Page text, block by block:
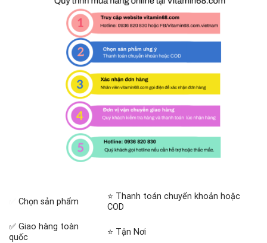
Chọn sản phẩm
⭐ Thanh toán chuyển khoản hoặc
COD
✅ Giao hàng toàn
quốc
⭐ Tận Nơi